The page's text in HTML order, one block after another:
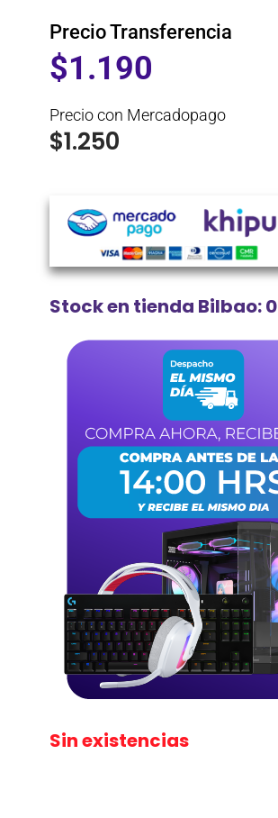
Precio Transferencia
$1.190
Precio con Mercadopago
$1.250
Stock en tienda Bilbao: 0
Sin existencias